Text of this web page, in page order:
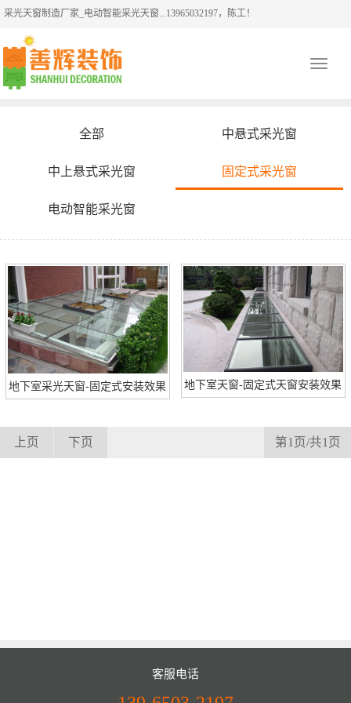
采光天窗制造厂家_电动智能采光天窗...13965032197，陈工！
Toggle
全部 中悬式采光窗
中上悬式采光窗 固定式采光窗
电动智能采光窗
地下室采光天窗-固定式安装效果 地下室天窗-固定式天窗安装效果
上页 下页 第1页/共1页
客服电话